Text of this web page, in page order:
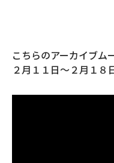
こちらのアーカイブム
２月１１日〜２月１８